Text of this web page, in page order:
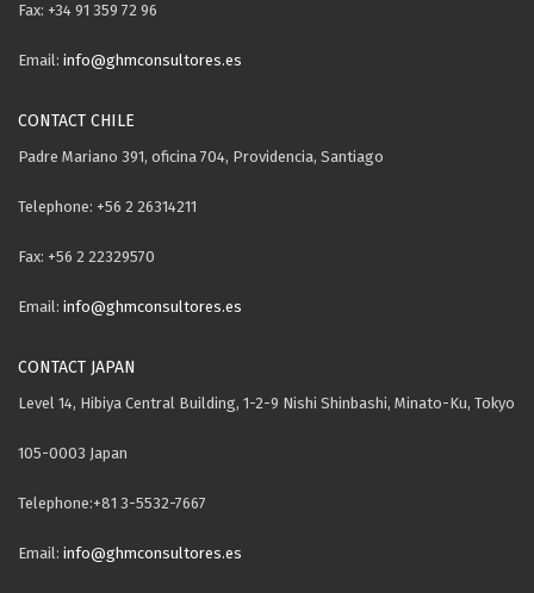
Fax: +34 91 359 72 96
Email: info@ghmconsultores.es
CONTACT CHILE
Padre Mariano 391, oficina 704, Providencia, Santiago
Telephone: +56 2 26314211
Fax: +56 2 22329570
Email: info@ghmconsultores.es
CONTACT JAPAN
Level 14, Hibiya Central Building, 1-2-9 Nishi Shinbashi, Minato-Ku, Tokyo
105-0003 Japan
Telephone:+81 3-5532-7667
Email: info@ghmconsultores.es